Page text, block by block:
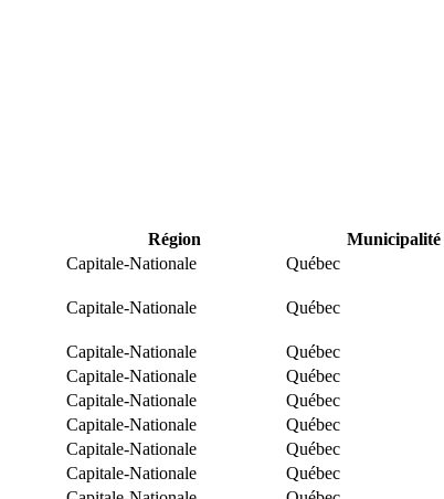
Région Municipalité
Capitale-Nationale
Québec
Capitale-Nationale Québec
Capitale-Nationale
Québec
Capitale-Nationale
Québec
Capitale-Nationale
Québec
Capitale-Nationale
Québec
Capitale-Nationale
Québec
Capitale-Nationale
Québec